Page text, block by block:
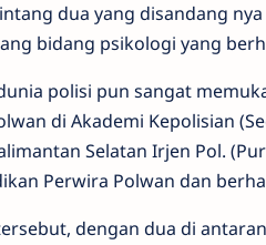
dua yang disandang
bidang psikologi yang
polisi pun sangat
di Akademi Kepolisian
Selatan Irjen Pol.
Perwira Polwan dan
dengan dua di